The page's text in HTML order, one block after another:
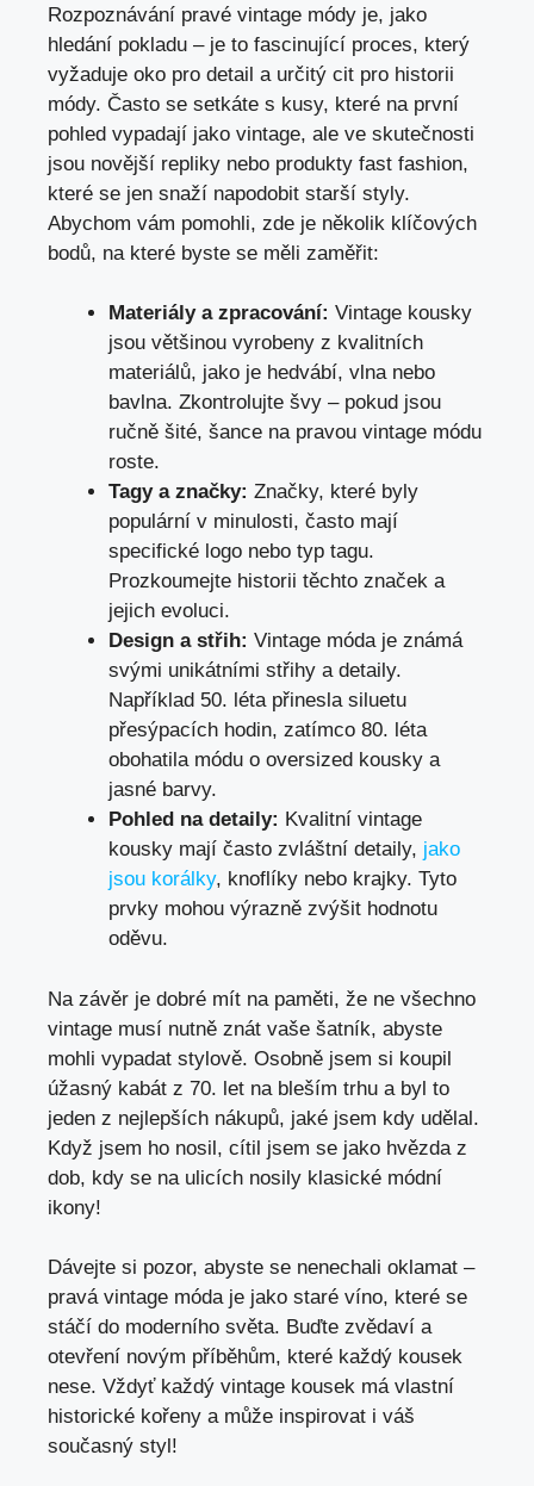
Rozpoznávání​ pravé vintage módy je, jako
hledání pokladu ‍–⁢ je ⁢to fascinující proces, který
‌vyžaduje oko pro detail a​ určitý cit pro historii
módy. Často se setkáte s​ kusy, které na první
pohled vypadají jako vintage, ale ve skutečnosti
jsou novější repliky nebo produkty ⁣fast fashion,
které se jen snaží napodobit starší styly.
Abychom vám ‌pomohli, zde‌ je několik klíčových
‍bodů, na které ​byste⁣ se měli zaměřit:
Materiály a zpracování: Vintage kousky
jsou většinou ⁤vyrobeny z kvalitních
materiálů, jako je hedvábí, vlna nebo
bavlna. Zkontrolujte švy – pokud jsou
ručně šité, šance na pravou ‍vintage módu
roste.
Tagy a značky: Značky, které byly
populární v minulosti, často‌ mají
specifické logo nebo​ typ tagu.
Prozkoumejte historii těchto značek a
jejich ⁣evoluci.
Design ‌a střih: Vintage móda je známá
svými ⁣unikátními střihy a detaily.
Například 50. léta přinesla‌ siluetu
⁤přesýpacích hodin, zatímco 80. léta
obohatila módu o oversized kousky a
jasné barvy.
Pohled na detaily: Kvalitní vintage
kousky mají často zvláštní detaily, jako
jsou korálky, knoflíky nebo krajky. Tyto
prvky mohou​ výrazně zvýšit hodnotu
oděvu.
Na závěr je dobré mít na ​paměti,⁢ že ne všechno
vintage musí nutně znát ⁢vaše šatník, abyste
mohli vypadat stylově. Osobně jsem si koupil
úžasný kabát z 70. let ⁣na bleším trhu a byl to
jeden z​ nejlepších nákupů, jaké jsem kdy udělal.
⁣Když jsem ho nosil, cítil jsem se jako hvězda z
⁣dob, kdy se na ulicích nosily klasické módní
ikony!
Dávejte si pozor, abyste se nenechali ⁣oklamat –
pravá vintage móda je ⁢jako staré víno, které⁢ se
stáčí do moderního světa. ​Buďte zvědaví a
otevření ⁤novým příběhům, které každý kousek
nese. Vždyť každý ​vintage kousek má vlastní
historické​ kořeny a může inspirovat i váš
současný styl!